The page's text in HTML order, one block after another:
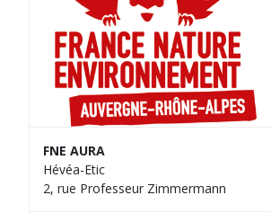
FNE AURA
Hévéa-Etic
2, rue Professeur Zimmermann